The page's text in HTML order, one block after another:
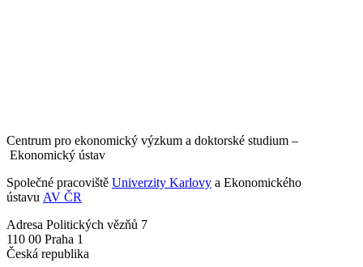
Centrum pro ekonomický výzkum a doktorské studium –
Ekonomický ústav
Společné pracoviště Univerzity Karlovy a Ekonomického
ústavu AV ČR
Adresa Politických vězňů 7
110 00 Praha 1
Česká republika